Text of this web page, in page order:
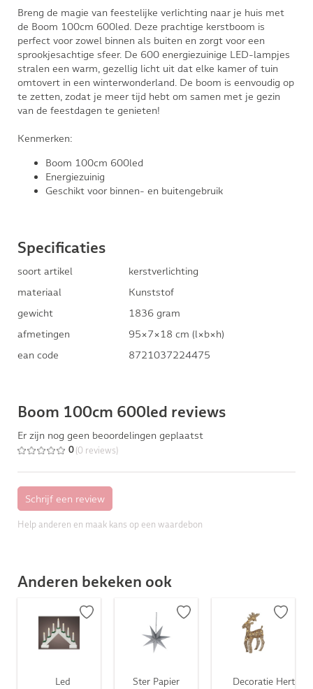
Breng de magie van feestelijke verlichting naar je huis met
de Boom 100cm 600led. Deze prachtige kerstboom is
perfect voor zowel binnen als buiten en zorgt voor een
sprookjesachtige sfeer. De 600 energiezuinige LED-lampjes
stralen een warm, gezellig licht uit dat elke kamer of tuin
omtovert in een winterwonderland. De boom is eenvoudig op
te zetten, zodat je meer tijd hebt om samen met je gezin
van de feestdagen te genieten!
Kenmerken:
Boom 100cm 600led
Energiezuinig
Geschikt voor binnen- en buitengebruik
Specificaties
soort artikel
kerstverlichting
materiaal
Kunststof
gewicht
1836 gram
afmetingen
95×7×18 cm (l×b×h)
ean code
8721037224475
Boom 100cm 600led reviews
Er zijn nog geen beoordelingen geplaatst
0 (0 reviews)
Help anderen en maak kans op een waardebon
Anderen bekeken ook
Led
Ster Papier
Decoratie Hert